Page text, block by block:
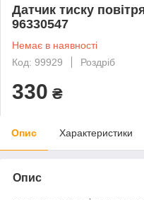
Датчик тиску
96330547
Немає в наявності
Код: 99929
Роздріб
330 ₴
Опис Характеристики
Опис